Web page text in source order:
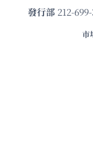
發⾏部 212-
市